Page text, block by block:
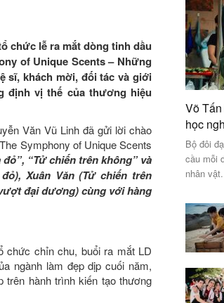
chức lễ ra mắt dòng tinh dầu
of Unique Scents – Những
sĩ, khách mời, đối tác và giới
định vị thế của thương hiệu
Văn Vũ Linh đã gửi lời chào
Symphony of Unique Scents
đỏ”, “Tử chiến trên không” và
Xuân Văn (Tử chiến trên
đại dương) cùng với hàng
chức chỉn chu, buổi ra mắt LD
ngành làm đẹp dịp cuối năm,
hành trình kiến tạo thương
Võ
học
Bộ đôi
cầu mỗi
nhân